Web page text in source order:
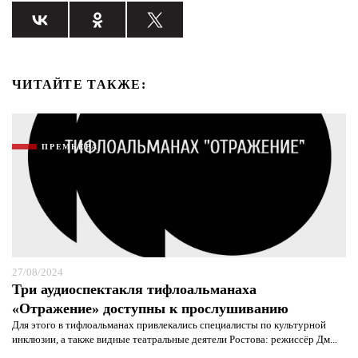
ЧИТАЙТЕ ТАКЖЕ:
ПРЕМЬЕРА
27/08/2024
Три аудиоспектакля тифлоальманаха
«Отражение» доступны к прослушиванию
Для этого в тифлоальманах привлекались специалисты по культурной
инклюзии, а также видные театральные деятели Ростова: режиссёр Дм...